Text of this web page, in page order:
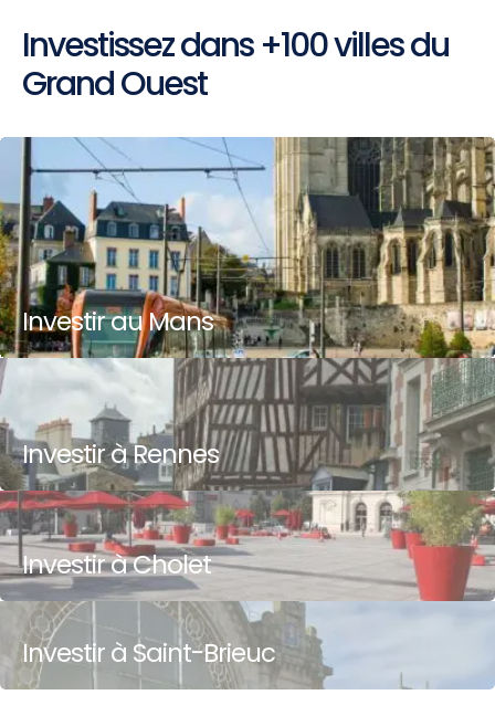
Investissez dans +100 villes du
Grand Ouest
Investir au Mans
Investir à Rennes
Investir à Cholet
Investir à Saint-Brieuc